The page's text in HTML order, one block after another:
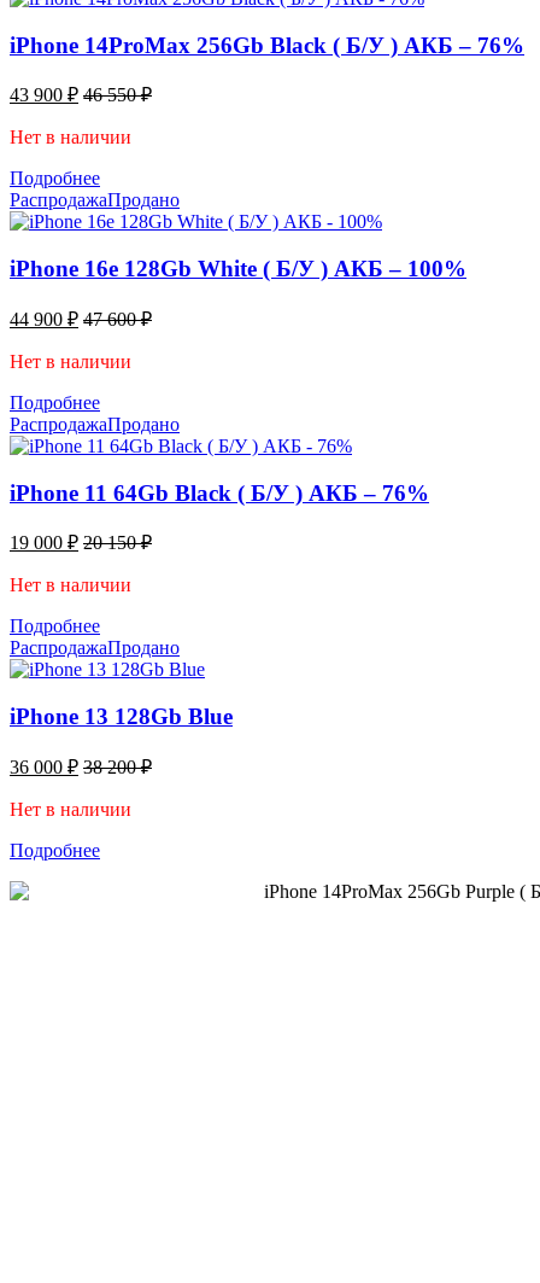
iPhone 14ProMax 256Gb Black ( Б/У ) АКБ – 76%
43 900 ₽ 46 550₽
Нет в наличии
Подробнее
РаспродажаПродано
iPhone 16e 128Gb White ( Б/У ) АКБ – 100%
44 900 ₽ 47 600₽
Нет в наличии
Подробнее
РаспродажаПродано
iPhone 11 64Gb Black ( Б/У ) АКБ – 76%
19 000 ₽ 20 150₽
Нет в наличии
Подробнее
РаспродажаПродано
iPhone 13 128Gb Blue
36 000 ₽ 38 200₽
Нет в наличии
Подробнее